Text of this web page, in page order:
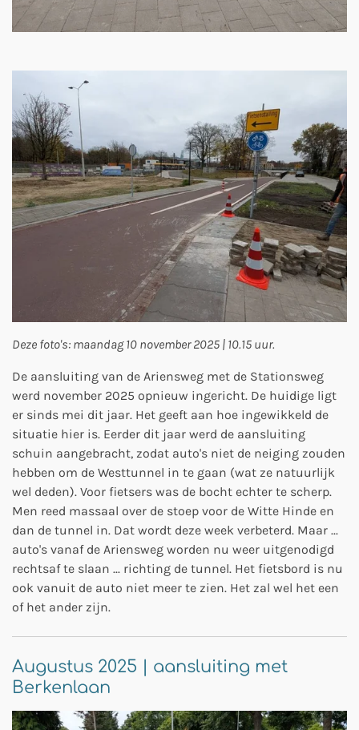
Deze foto's: maandag 10 november 2025 | 10.15 uur.
De aansluiting van de Ariensweg met de Stationsweg
werd november 2025 opnieuw ingericht. De huidige ligt
er sinds mei dit jaar. Het geeft aan hoe ingewikkeld de
situatie hier is. Eerder dit jaar werd de aansluiting
schuin aangebracht, zodat auto's niet de neiging zouden
hebben om de Westtunnel in te gaan (wat ze natuurlijk
wel deden). Voor fietsers was de bocht echter te scherp.
Men reed massaal over de stoep voor de Witte Hinde en
dan de tunnel in. Dat wordt deze week verbeterd. Maar ...
auto's vanaf de Ariensweg worden nu weer uitgenodigd
rechtsaf te slaan ... richting de tunnel. Het fietsbord is nu
ook vanuit de auto niet meer te zien. Het zal wel het een
of het ander zijn.
Augustus 2025 | aansluiting met
Berkenlaan